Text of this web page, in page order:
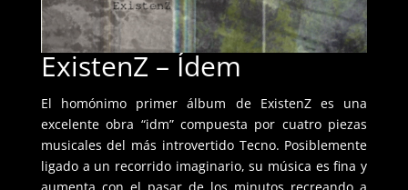
ExistenZ – Ídem
El homónimo primer álbum de ExistenZ es una
excelente obra “idm” compuesta por cuatro piezas
musicales del más introvertido Tecno. Posiblemente
ligado a un recorrido imaginario, su música es fina y